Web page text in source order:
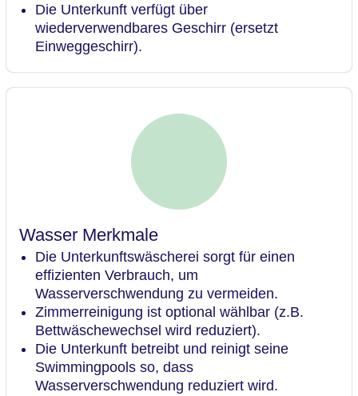
Die Unterkunft verfügt über
wiederverwendbares Geschirr (ersetzt
Einweggeschirr).
Wasser Merkmale
Die Unterkunftswäscherei sorgt für einen
effizienten Verbrauch, um
Wasserverschwendung zu vermeiden.
Zimmerreinigung ist optional wählbar (z.B.
Bettwäschewechsel wird reduziert).
Die Unterkunft betreibt und reinigt seine
Swimmingpools so, dass
Wasserverschwendung reduziert wird.